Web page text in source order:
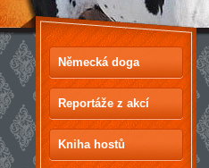
Německá doga
Reportáže z akcí
Kniha hostů